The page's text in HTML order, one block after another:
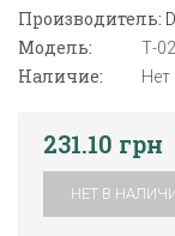
Производитель:
Модель: Т-
Наличие: Нет
231.10 грн
НЕТ В